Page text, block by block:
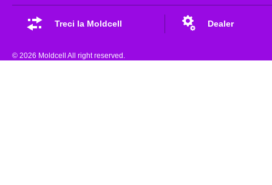
Treci la Moldcell Dealer
© 2026 Moldcell All right reserved.